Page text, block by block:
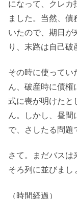
になって、クレカ
ました。当然、
いたので、期日が
り、末路は自己破
その時に使ってい
ん、破産時に債権
式に喪が明けたと
ん。しかし、昼間
で、さしたる問題
さて。まだバスは
そろ列に並びまし
（時間経過）